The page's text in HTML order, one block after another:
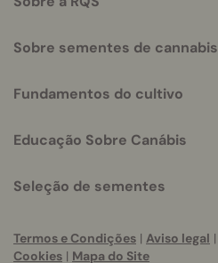
Sobre sementes de cannabis
Fundamentos do cultivo
Educação Sobre Canábis
Seleção de sementes
Termos e Condições | Aviso legal |
Cookies | Mapa do Site